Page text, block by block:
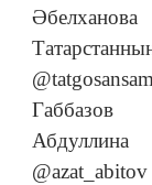
Габбазов